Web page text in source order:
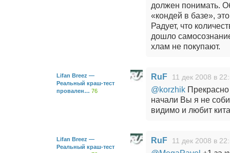
должен понимать.
«кондей в базе»,
Радует, что
дошло
хлам не покупают.
Lifan Breez —
Реальный краш-тест
провален… 76
RuF 11 дек 2008 в
@korzhikПрекрасно
начали Вы я не
видимо и любит
Lifan Breez —
Реальный краш-тест
RuF 11 дек 2008 в